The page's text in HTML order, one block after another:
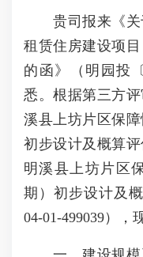
贵司报来《关
租赁住房建设项
的函》（明园投
悉。根据第三方
溪县上坊片区保障
初步设计及概算
明溪县上坊片区
期）初步设计及
04-01-499039），